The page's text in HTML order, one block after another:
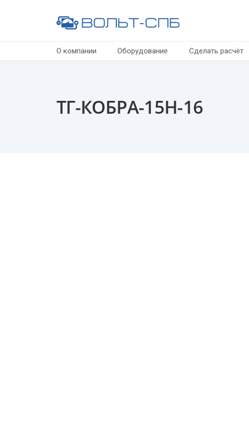
О компании Оборудование Сделать расчёт
ТГ-КОБРА-15Н-16